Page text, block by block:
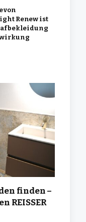
von
Renew ist
finden –
REISSER